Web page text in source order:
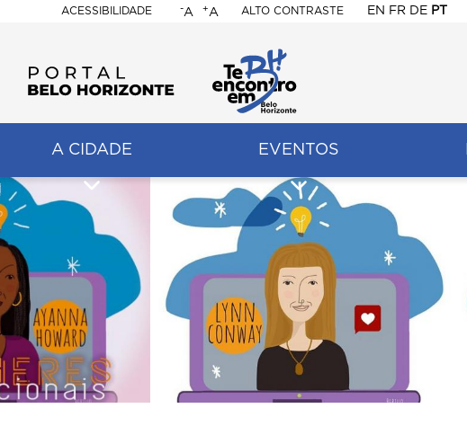
ACESSIBILIDADE
BELO
HORIZONTE
-A +A ALTO CONTRASTE EN FR DE PT
A CIDADE EVENTOS